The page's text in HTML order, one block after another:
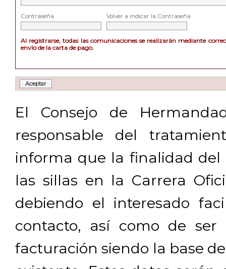
Contraseña Volver a indicar la Contraseña
Al registrarse, todas las comunicaciones se realizarán mediante
envío de la carta de pago.
El Consejo de
responsable del
informa que la finalidad del
las sillas en la Carrera
debiendo el interesado
contacto, así como de ser
facturación siendo la base